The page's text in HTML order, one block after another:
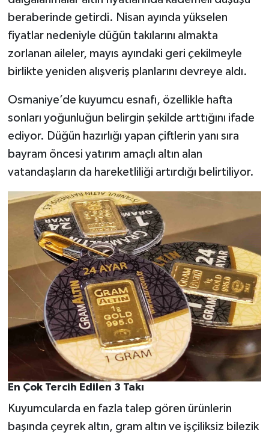
beraberinde getirdi. Nisan ayında yükselen
fiyatlar nedeniyle düğün takılarını almakta
zorlanan aileler, mayıs ayındaki geri çekilmeyle
birlikte yeniden alışveriş planlarını devreye aldı.
Osmaniye’de kuyumcu esnafı, özellikle hafta
sonları yoğunluğun belirgin şekilde arttığını ifade
ediyor. Düğün hazırlığı yapan çiftlerin yanı sıra
bayram öncesi yatırım amaçlı altın alan
vatandaşların da hareketliliği artırdığı belirtiliyor.
En Çok Tercih Edilen 3 Takı
Kuyumcularda en fazla talep gören ürünlerin
başında çeyrek altın, gram altın ve işçiliksiz bilezik